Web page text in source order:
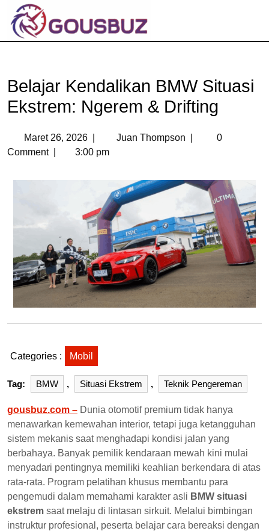
Belajar Kendalikan BMW Situasi
Ekstrem: Ngerem & Drifting
Maret 26, 2026 Juan Thompson
0
Comment
3:00 pm
Categories : Mobil
Tag: BMW , Situasi Ekstrem , Teknik Pengereman
gousbuz.com – Dunia otomotif premium tidak hanya
menawarkan kemewahan interior, tetapi juga ketangguhan
sistem mekanis saat menghadapi kondisi jalan yang
berbahaya. Banyak pemilik kendaraan mewah kini mulai
menyadari pentingnya memiliki keahlian berkendara di atas
rata-rata. Program pelatihan khusus membantu para
pengemudi dalam memahami karakter asli BMW situasi
ekstrem saat melaju di lintasan sirkuit. Melalui bimbingan
instruktur profesional, peserta belajar cara bereaksi dengan